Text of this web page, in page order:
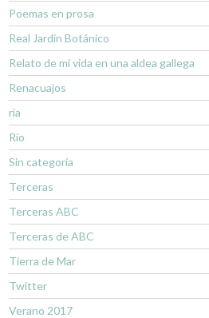
Poemas en prosa
Real Jardín Botánico
Relato de mi vida en una aldea gallega
Renacuajos
ría
Río
Sin categoría
Terceras
Terceras ABC
Terceras de ABC
Tierra de Mar
Twitter
Verano 2017